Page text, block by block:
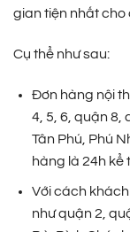
gian tiện nhất cho
Cụ thể như sau:
Đơn hàng nội
4, 5, 6, quận 8,
Tân Phú, Phú
hàng là 24h kể
Với cách
như quận 2,